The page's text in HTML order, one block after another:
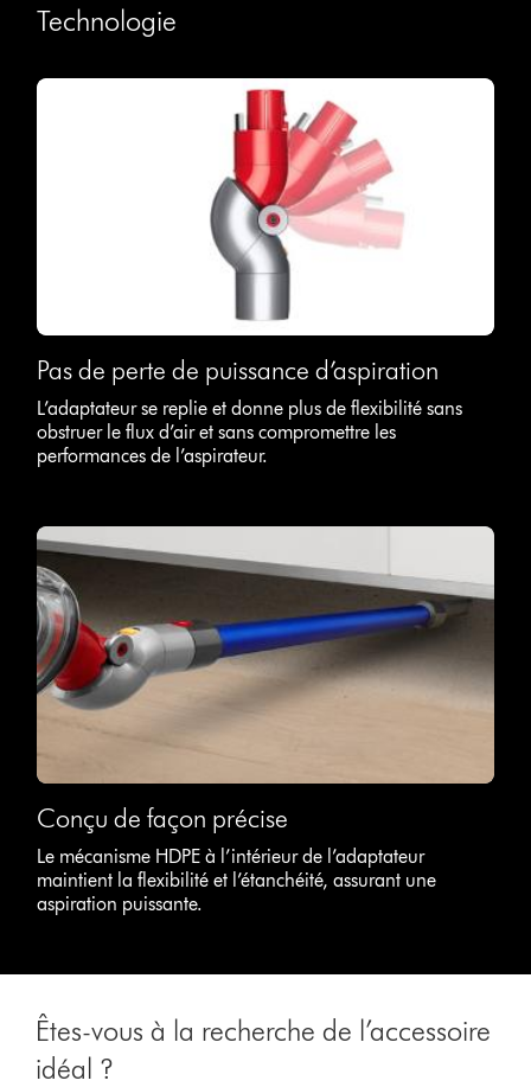
Technologie
Pas de perte de puissance d’aspiration
L’adaptateur se replie et donne plus de flexibilité sans
obstruer le flux d’air et sans compromettre les
performances de l’aspirateur.
Conçu de façon précise
Le mécanisme HDPE à l’intérieur de l’adaptateur
maintient la flexibilité et l’étanchéité, assurant une
aspiration puissante.
Êtes-vous à la recherche de l’accessoire
idéal ?